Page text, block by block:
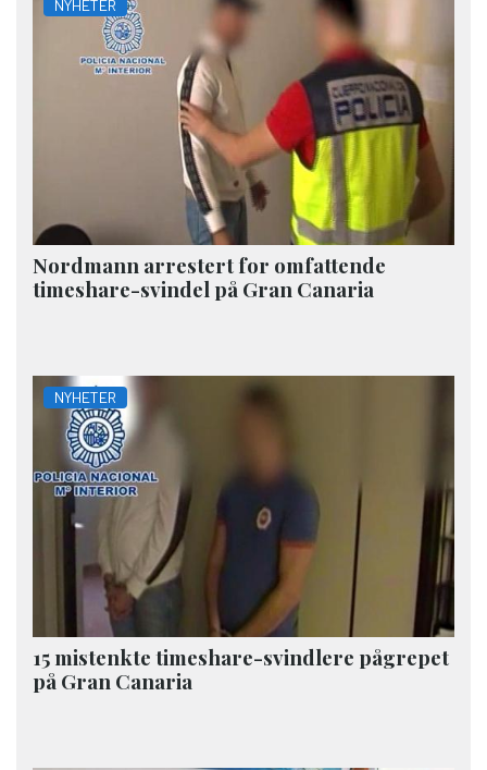
NYHETER
Nordmann arrestert for omfattende
timeshare-svindel på Gran Canaria
NYHETER
15 mistenkte timeshare-svindlere pågrepet
på Gran Canaria